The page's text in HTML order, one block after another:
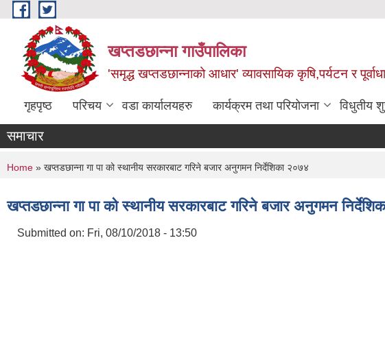
Skip to main content
खप्तडछान्ना गाउँपालिका
'समृद्ध खप्तडछान्नाको आधार' व्यावसायिक कृषि,पर्यटन र
गृहपृष्ठ परिचय वडा कार्यालयहरु कार्यक्रम तथा परियोजना विधुतीय
समाचार
You are here
Home » खप्तडछान्ना गा पा को स्थानीय सरकारबाट गरिने बजार अनुगमन निर्देशिका २०७४
खप्तडछान्ना गा पा को स्थानीय सरकारबाट गरिने बजार अनुगमन
Submitted on: Fri, 08/10/2018 - 13:50